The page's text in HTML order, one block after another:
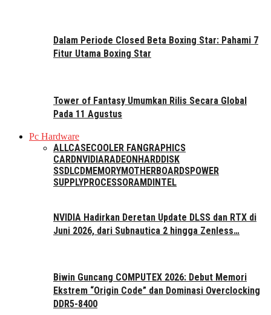
Dalam Periode Closed Beta Boxing Star: Pahami 7
Fitur Utama Boxing Star
Tower of Fantasy Umumkan Rilis Secara Global
Pada 11 Agustus
Pc Hardware
ALLCASECOOLER FAN GRAPHICS
CARDNVIDIARADEON HARDDISK
SSDLCDMEMORYMOTHERBOARDSPOWER
SUPPLYPROCESSORAMD INTEL
NVIDIA Hadirkan Deretan Update DLSS dan RTX di
Juni 2026, dari Subnautica 2 hingga Zenless…
Biwin Guncang COMPUTEX 2026: Debut Memori
Ekstrem “Origin Code” dan Dominasi Overclocking
DDR5-8400